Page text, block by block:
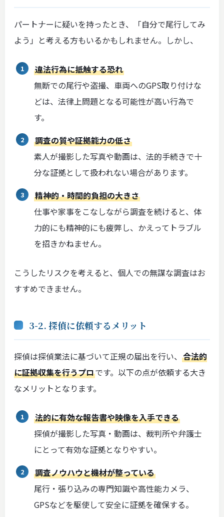
パートナーに疑いを持ったとき、「自分で尾行してみ
よう」と考える方もいるかもしれません。しかし、
違法行為に抵触する恐れ
無断での尾行や盗撮、車両へのGPS取り付けな
どは、法律上問題となる可能性が高い行為で
す。
調査の質や証拠能力の低さ
素人が撮影した写真や動画は、法的手続きで十
分な証拠として扱われない場合があります。
精神的・時間的負担の大きさ
仕事や家事をこなしながら調査を続けると、体
力的にも精神的にも疲弊し、かえってトラブル
を招きかねません。
こうしたリスクを考えると、個人での無謀な調査はお
すすめできません。
3-2. 探偵に依頼するメリット
探偵は探偵業法に基づいて正規の届出を行い、 合法的
に証拠収集を行うプロです。以下の点が依頼する大き
なメリットとなります。
法的に有効な報告書や映像を入手できる
探偵が撮影した写真・動画は、裁判所や弁護士
にとって有効な証拠となりやすい。
調査ノウハウと機材が整っている
尾行・張り込みの専門知識や高性能カメラ、
GPSなどを駆使して安全に証拠を確保する。